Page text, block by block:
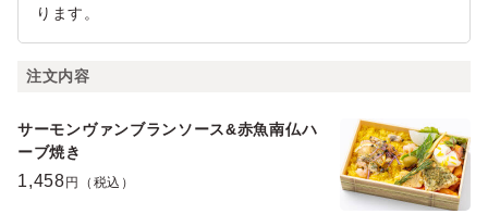
ります。
注文内容
サーモンヴァンブランソース&赤魚南仏ハ
ーブ焼き
1,458 円（税込）